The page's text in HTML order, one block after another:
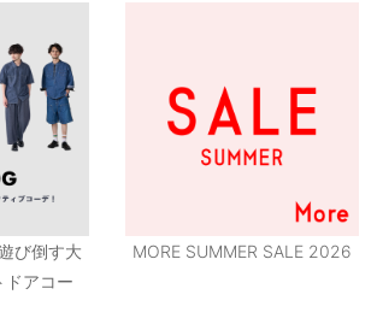
び倒す大
ドアコー
MORE SUMMER SALE 2026